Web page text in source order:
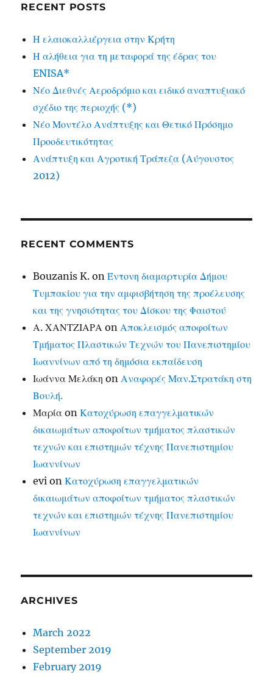
RECENT POSTS
Η ελαιοκαλλιέργεια στην Κρήτη
Η αλήθεια για τη μεταφορά της έδρας του
ENISA*
Νέο Διεθνές Αεροδρόμιο και ειδικό αναπτυξιακό
σχέδιο της περιοχής (*)
Νέο Μοντέλο Ανάπτυξης και Θετικό Πρόσημο
Προοδευτικότητας
Ανάπτυξη και Αγροτική Τράπεζα (Αύγουστος
2012)
RECENT COMMENTS
Bouzanis K. onΈντονη διαμαρτυρία Δήμου
Τυμπακίου για την αμφισβήτηση της προέλευσης
και της γνησιότητας του Δίσκου της Φαιστού
Α. ΧΑΝΤΖΙΑΡΑ onΑποκλεισμός αποφοίτων
Τμήματος Πλαστικών Τεχνών του Πανεπιστημίου
Ιωαννίνων από τη δημόσια εκπαίδευση
Ιωάννα Μελάκη onΑναφορές Μαν.Στρατάκη στη
Βουλή.
Μαρία onΚατοχύρωση επαγγελματικών
δικαιωμάτων αποφοίτων τμήματος πλαστικών
τεχνών και επιστημών τέχνης Πανεπιστημίου
Ιωαννίνων
evi onΚατοχύρωση επαγγελματικών
δικαιωμάτων αποφοίτων τμήματος πλαστικών
τεχνών και επιστημών τέχνης Πανεπιστημίου
Ιωαννίνων
ARCHIVES
March 2022
September 2019
February 2019